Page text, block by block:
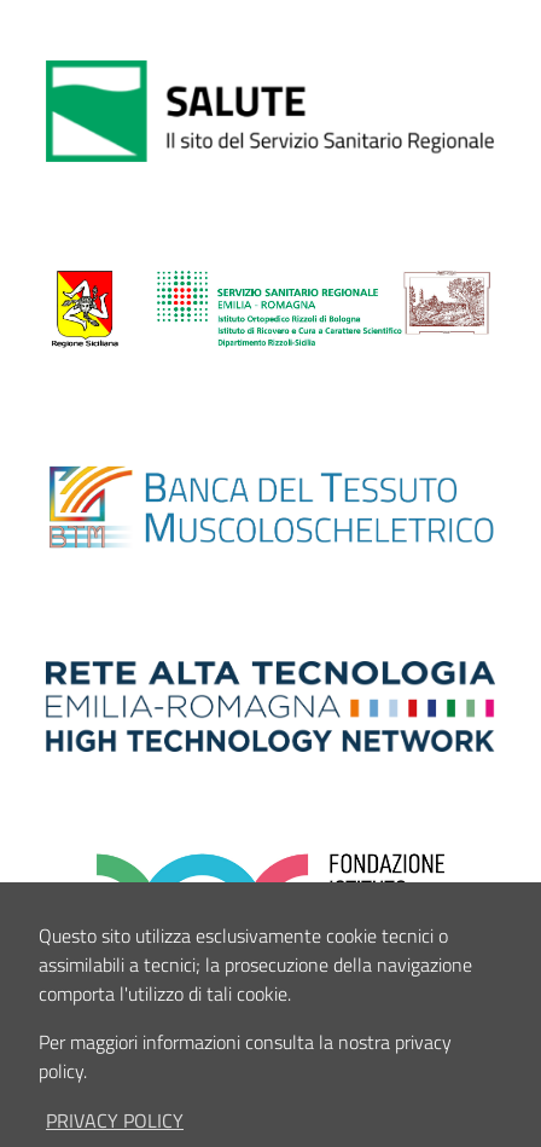
Questo sito utilizza esclusivamente cookie tecnici o
assimilabili a tecnici; la prosecuzione della navigazione
comporta l'utilizzo di tali cookie.
Per maggiori informazioni consulta la nostra privacy
policy.
PRIVACY POLICY